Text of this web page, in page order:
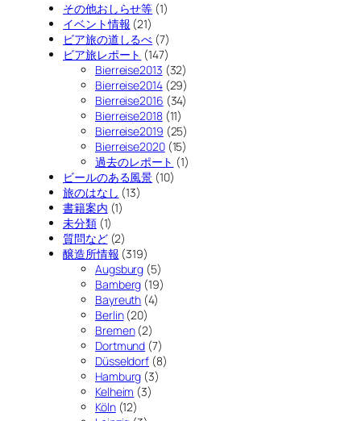
その他おしらせ等 (1)
イベント情報 (21)
ビア旅の道しるべ (7)
ビア旅レポート (147)
Bierreise2013 (32)
Bierreise2014(29)
Bierreise2016 (34)
Bierreise2018(11)
Bierreise2019 (25)
Bierreise2020(15)
過去のレポート (1)
ビールのある風景 (10)
旅のはなし (13)
書籍案内 (1)
未分類(1)
質問など(2)
醸造所情報 (319)
Augsburg (5)
Bamberg (19)
Bayreuth (4)
Berlin(20)
Bremen(2)
Dortmund (7)
Düsseldorf (8)
Hamburg (3)
Kelheim (3)
Köln(12)